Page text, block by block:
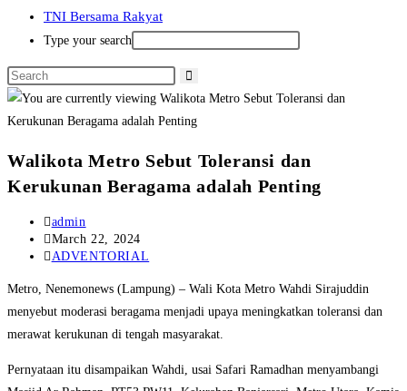
TNI Bersama Rakyat
Type your search
Walikota Metro Sebut Toleransi dan
Kerukunan Beragama adalah Penting
Post
author:
admin
Post
published:
March 22, 2024
Post
ADVENTORIAL
Metro, Nenemonews (Lampung) – Wali Kota Metro Wahdi Sirajuddin
menyebut moderasi beragama menjadi upaya meningkatkan toleransi dan
merawat kerukunan di tengah masyarakat.
Pernyataan itu disampaikan Wahdi, usai Safari Ramadhan menyambangi